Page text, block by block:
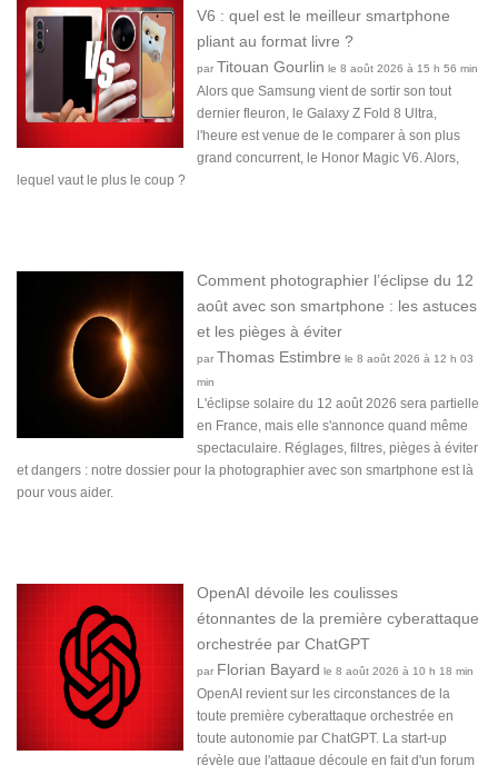
V6 : quel est le meilleur smartphone
pliant au format livre ?
par Titouan Gourlin le 8 août 2026 à 15 h 56 min
Alors que Samsung vient de sortir son tout
dernier fleuron, le Galaxy Z Fold 8 Ultra,
l'heure est venue de le comparer à son plus
grand concurrent, le Honor Magic V6. Alors,
lequel vaut le plus le coup ?
Comment photographier l’éclipse du 12
août avec son smartphone : les astuces
et les pièges à éviter
par Thomas Estimbre le 8 août 2026 à 12 h 03
min
L'éclipse solaire du 12 août 2026 sera partielle
en France, mais elle s'annonce quand même
spectaculaire. Réglages, filtres, pièges à éviter
et dangers : notre dossier pour la photographier avec son smartphone est là
pour vous aider.
OpenAI dévoile les coulisses
étonnantes de la première cyberattaque
orchestrée par ChatGPT
par Florian Bayard le 8 août 2026 à 10 h 18 min
OpenAI revient sur les circonstances de la
toute première cyberattaque orchestrée en
toute autonomie par ChatGPT. La start-up
révèle que l'attaque découle en fait d'un forum